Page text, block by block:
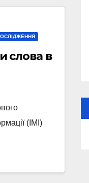
слова в
(ІМІ)